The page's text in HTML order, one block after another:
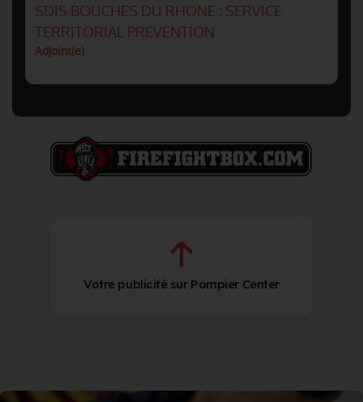
SDIS BOUCHES DU RHONE : SERVICE
TERRITORIAL PREVENTION
Adjoint(e)
Votre publicité sur Pompier Center